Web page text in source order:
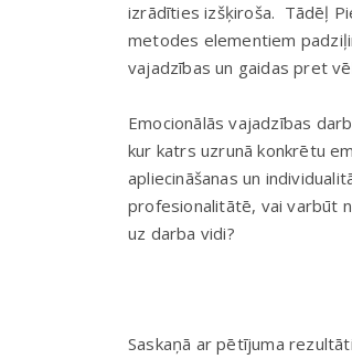
izrādīties izšķiroša. Tādēļ
metodes elementiem
vajadzības un gaidas pret
Emocionālās vajadzības
kur katrs uzrunā konkrētu
apliecināšanas un
profesionalitātē, vai varbūt
uz darba vidi?
Saskaņā ar pētījuma